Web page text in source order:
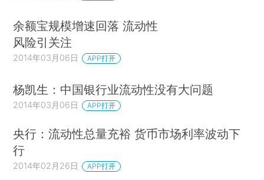
余额宝规模增速回落 流动性
风险引关注
2014年03月06日 APP打开
杨凯生：中国银行业流动性没有大问题
2014年03月06日 APP打开
央行：流动性总量充裕 货币市场利率波动下
行
2014年02月26日 APP打开